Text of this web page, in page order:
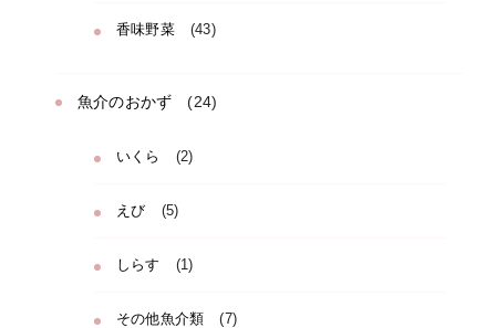
香味野菜 (43)
魚介のおかず (24)
いくら (2)
えび (5)
しらす (1)
その他魚介類 (7)